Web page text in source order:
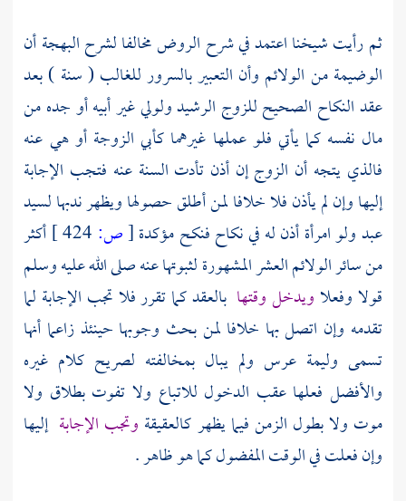
ثم رأيتشيخنااعتمد في شرح الروض مخالفا لشرح البهجة أن
الوضيمة من الولائم وأن التعبير بالسرور للغالب ( سنة ) بعد
عقد النكاح الصحيح للزوج الرشيد ولولي غير أبيه أو جده من
مال نفسه كما يأتي فلو عملها غيرهما كأبي الزوجة أو هي عنه
فالذي يتجه أن الزوج إن أذن تأدت السنة عنه فتجب الإجابة
إليها وإن لم يأذن فلا خلافا لمن أطلق حصولها ويظهر ندبها لسيد
عبد ولو امرأة أذن له في نكاح فنكح مؤكدة[ص:
أكثر
من سائر الولائم العشر المشهورة لثبوتها عنه صلى الله عليه وسلم
قولا وفعلا ويدخل وقتها بالعقد كما تقرر فلا تجب الإجابة لما
تقدمه وإن اتصل بها خلافا لمن بحث وجوبها حينئذ زاعما أنها
تسمى وليمة عرس ولم يبال بمخالفته لصريح كلام غيره
والأفضل فعلها عقب الدخول للاتباع ولا تفوت بطلاق ولا
موت ولا بطول الزمن فيما يظهر كالعقيقة وتجب الإجابة إليها
وإن فعلت في الوقت المفضول كما هو ظاهر .